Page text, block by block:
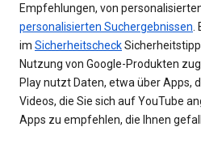
Empfehlungen, von
personalisierten Suchergebnissen
im Sicherheitscheck
Nutzung von Google-Produkten
Play nutzt Daten, etwa über Apps,
Videos, die Sie sich auf YouTube
Apps zu empfehlen, die Ihnen